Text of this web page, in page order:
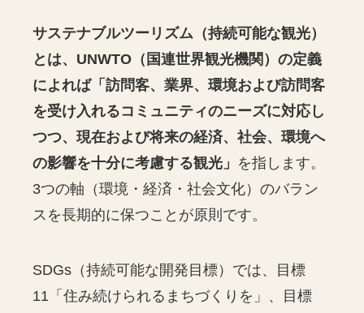
サステナブルツーリズム（持続可能な観光）
とは、UNWTO（国連世界観光機関）の定義
によれば「訪問客、業界、環境および訪問客
を受け入れるコミュニティのニーズに対応し
つつ、現在および将来の経済、社会、環境へ
の影響を十分に考慮する観光」 を指します。
3つの軸（環境・経済・社会文化）のバラン
スを長期的に保つことが原則です。
SDGs（持続可能な開発目標）では、目標
11「住み続けられるまちづくりを」、目標